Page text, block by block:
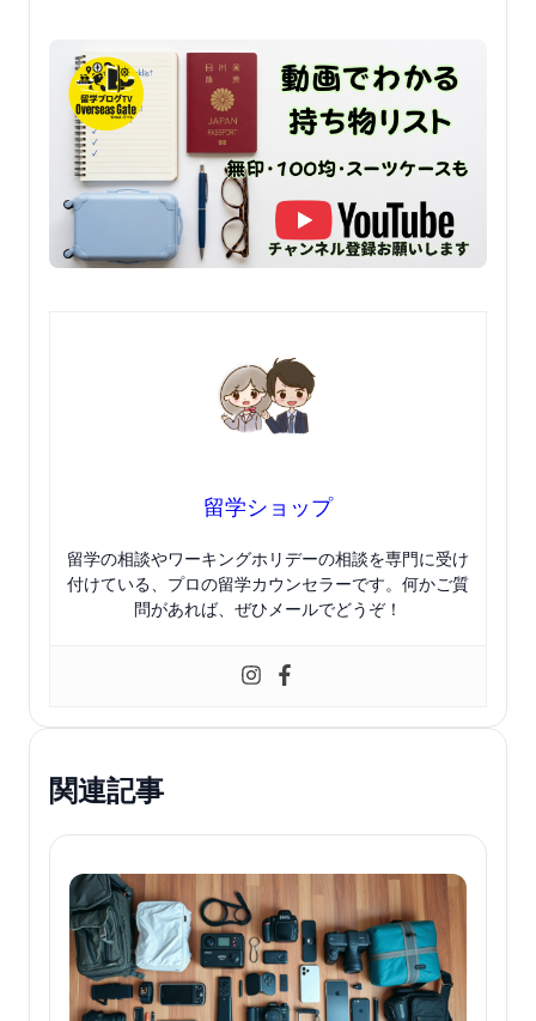
留学ショップ
留学の相談やワーキングホリデーの相談を専門に受け
付けている、プロの留学カウンセラーです。何かご質
問があれば、ぜひメールでどうぞ！
関連記事